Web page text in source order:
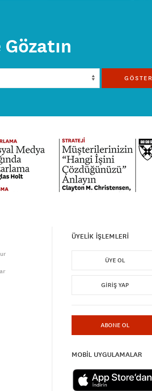
GÖSTER
ÜYELİK İŞLEMLERİ
ÜYE OL
GIRIŞ YAP
ABONE OL
MOBİL UYGULAMALAR